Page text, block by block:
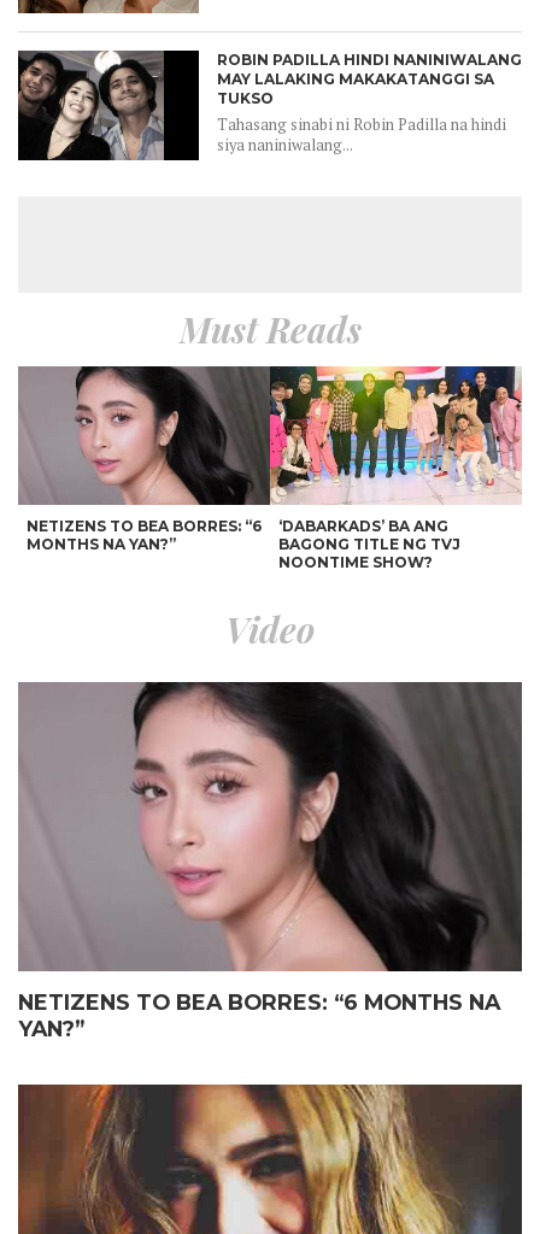
ROBIN PADILLA HINDI NANINIWALANG
MAY LALAKING MAKAKATANGGI SA
TUKSO
Tahasang sinabi ni Robin Padilla na hindi
siya naniniwalang...
Must Reads
NETIZENS TO BEA BORRES: “6
MONTHS NA YAN?”
‘DABARKADS’ BA ANG
BAGONG TITLE NG TVJ
NOONTIME SHOW?
ELIAS MAY FATHER’S DAY
GIFT KAY JOHN LLOYD CRUZ
SA ISANG EMOSYONAL NA
JOHN LLOYD CRUZ
MAGIGING ‘KAPUSO’ NA NGA
BA?
Video
NETIZENS TO BEA BORRES: “6 MONTHS NA
YAN?”